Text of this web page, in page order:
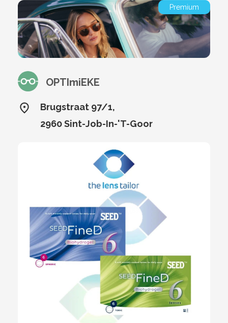
Premium
OPTImiEKE
Brugstraat 97/1,
2960 Sint-Job-In-'T-Goor